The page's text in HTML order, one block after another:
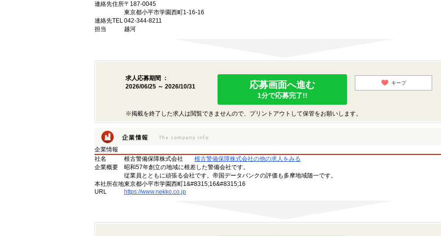
連絡先住所〒187-0045
東京都小平市学園西町1-16-16
連絡先TEL042-344-8211
担当
越河
求人応募期間 ：
2026/06/25 ～ 2026/10/31
応募画面へ進む
1分で応募完了!!
キープ
※掲載を終了した求人は閲覧できませんので、プリントアウトして保管をお願いします。
企業情報
社名
根古警備保障株式会社
根古警備保障株式会社の他の求人をみる
企業概要
昭和57年創立の地域に根差した警備会社です。
従業員とともに頑張る会社です。帝国データバンクの評価も多摩地域随一です。
本社所在地東京都小平市学園西町1&#8315;16&#8315;16
URL
https://www.nekko.co.jp